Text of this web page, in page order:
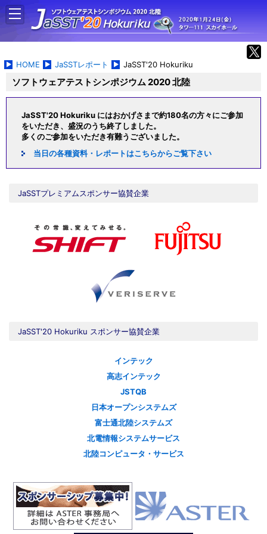
HOME JaSSTレポート JaSST'20 Hokuriku
ソフトウェアテストシンポジウム 2020 北陸
JaSST'20 Hokuriku にはおかげさまで約180名の方々にご参加
をいただき、盛況のうち終了しました。
多くのご参加をいただき有難うございました。
当日の各種資料・レポートはこちらからご覧下さい
JaSSTプレミアムスポンサー協賛企業
JaSST'20 Hokuriku スポンサー協賛企業
インテック
高志インテック
JSTQB
日本オープンシステムズ
富士通北陸システムズ
北電情報システムサービス
北陸コンピュータ・サービス